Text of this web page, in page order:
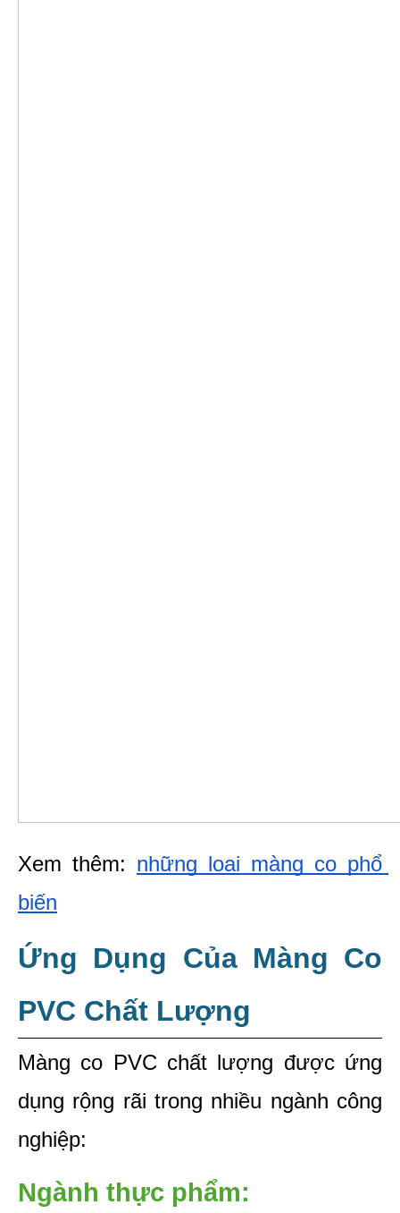
Xem thêm: những loại màng co phổ
biến
Ứng Dụng Của Màng Co
PVC Chất Lượng
Màng co PVC chất lượng được ứng
dụng rộng rãi trong nhiều ngành công
nghiệp:
Ngành thực phẩm: